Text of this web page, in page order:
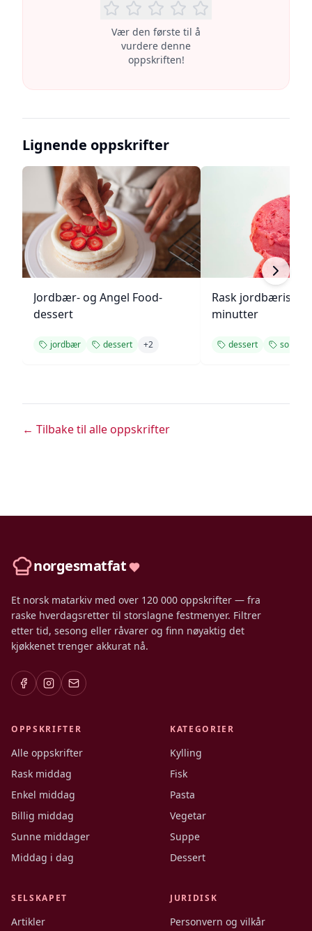
Vær den første til å
vurdere denne
oppskriften!
Lignende oppskrifter
Jordbær- og Angel Food-
dessert
jordbær dessert +2
Rask
minutter
dessert sommer
← Tilbake til alle oppskrifter
norgesmatfat
Et norsk matarkiv med over 120 000 oppskrifter — fra
raske hverdagsretter til storslagne festmenyer. Filtrer
etter tid, sesong eller råvarer og finn nøyaktig det
kjøkkenet trenger akkurat nå.
OPPSKRIFTER
Alle oppskrifter
Rask middag
Enkel middag
Billig middag
Sunne middager
Middag i dag
KATEGORIER
Kylling
Fisk
Pasta
Vegetar
Suppe
Dessert
SELSKAPET
Artikler
JURIDISK
Personvern og vilkår